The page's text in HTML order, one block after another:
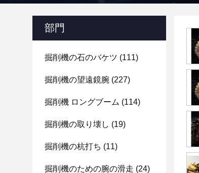
部門
掘削機の石のバケツ (111)
掘削機の望遠鏡腕 (227)
掘削機 ロングブーム (114)
掘削機の取り壊し (19)
掘削機の杭打ち (11)
掘削機のための腕の滑走 (24)